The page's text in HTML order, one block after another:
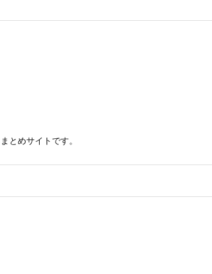
とめサイトです。